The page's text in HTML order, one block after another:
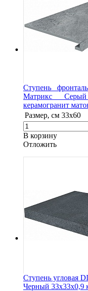
Ступень
Матрикс
керамогранит
Размер, см 33x60
В корзину
Oтложить
Ступень угловая
Черный 33x33x0,9